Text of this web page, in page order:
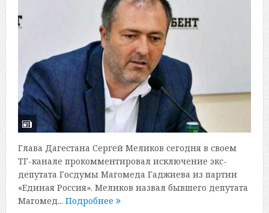
Глава Дагестана Сергей Меликов сегодня в своем
ТГ-канале прокомментировал исключение экс-
депутата Госдумы Магомеда Гаджиева из партии
«Единая Россия». Меликов назвал бывшего депутата
Магомед... Подробнее